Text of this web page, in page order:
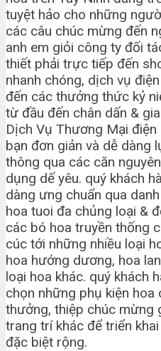
tuyệt hảo cho những
các câu chúc mừng đến
anh em giỏi công ty đối
thiết phải trực tiếp đến
nhanh chóng, dịch vụ
đến các thưởng thức kỷ
từ đầu đến chân dấn &
Dịch Vụ Thương Mại
bạn đơn giản và dễ dàng
thông qua các căn
dụng dế yêu. quý khách
dàng ưng chuẩn qua
hoa tuoi đa chủng loại &
các bó hoa truyền thống
cúc tới những nhiều loại
hoa hướng dương, hoa
loại hoa khác. quý khách
chọn những phụ kiện
thưởng, thiệp chúc mừng
trang trí khác để triển
đặc biệt rộng.